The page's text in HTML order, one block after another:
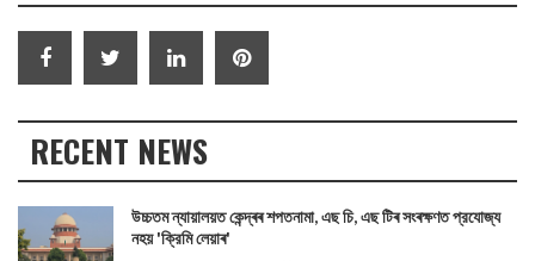
RECENT NEWS
উচ্চতম ন্যায়ালয়ত কেন্দ্ৰৰ শপতনামা, এছ চি, এছ টিৰ সংৰক্ষণত প্রযোজ্য
নহয় 'ক্রিমি লেয়াৰ'